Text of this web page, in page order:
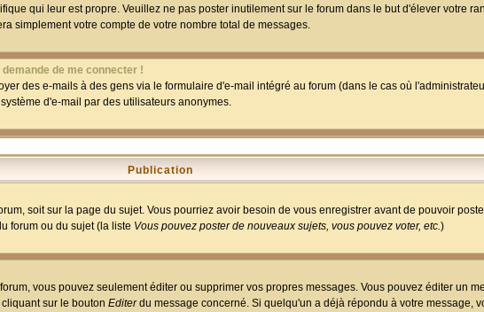
qui leur est propre. Veuillez ne pas poster inutilement sur le forum dans le but d'élever votre
simplement votre compte de votre nombre total de messages.
de me connecter !
des e-mails à des gens via le formulaire d'e-mail intégré au forum (dans le cas où
d'e-mail par des utilisateurs anonymes.
Publication
soit sur la page du sujet. Vous pourriez avoir besoin de vous enregistrer avant de pouvoir
forum ou du sujet (la liste Vous pouvez poster de nouveaux sujets, vous pouvez voter, etc.)
vous pouvez seulement éditer ou supprimer vos propres messages. Vous pouvez éditer un
sur le bouton Editerdu message concerné. Si quelqu'un a déjà répondu à votre message,